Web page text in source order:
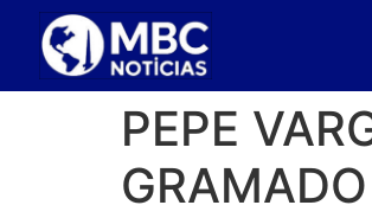
PEPE
GRAMADO